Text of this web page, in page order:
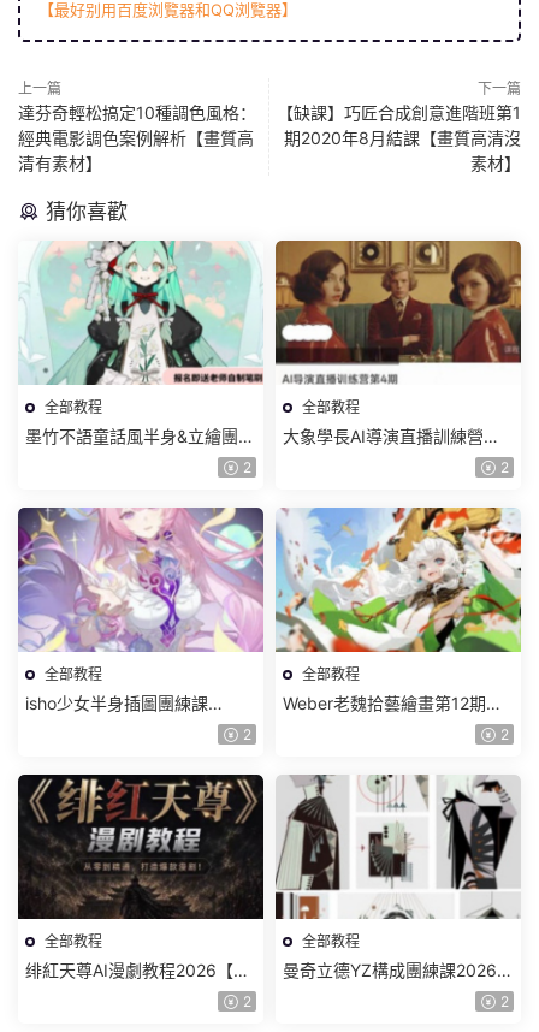
【最好别用百度浏覽器和QQ浏覽器】
上一篇
達芬奇輕松搞定10種調色風格：
經典電影調色案例解析【畫質高
清有素材】
下一篇
【缺課】巧匠合成創意進階班第1
期2020年8月結課【畫質高清沒
素材】
猜你喜歡
全部教程
墨竹不語童話風半身&立繪團練
課2026【畫質高清有課件筆 2
全部教程
大象學長AI導演直播訓練營第4
期2026【畫質高清有資料】 2
全部教程
isho少女半身插圖團練課
2026【畫質高清隻有視頻】 2
全部教程
Weber老魏拾藝繪畫第12期角
色特訓班【畫質不錯隻有視
2
全部教程
绯紅天尊AI漫劇教程2026【畫
2
全部教程
曼奇立德YZ構成團練課2026年
8月已結課【畫質高清有課件】
2